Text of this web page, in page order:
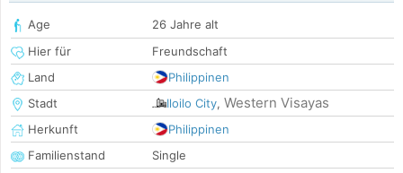
Age
26 Jahre alt
Hier für
Freundschaft
Land
Philippinen
Stadt
Iloilo City, Western Visayas
Herkunft
Philippinen
Familienstand
Single